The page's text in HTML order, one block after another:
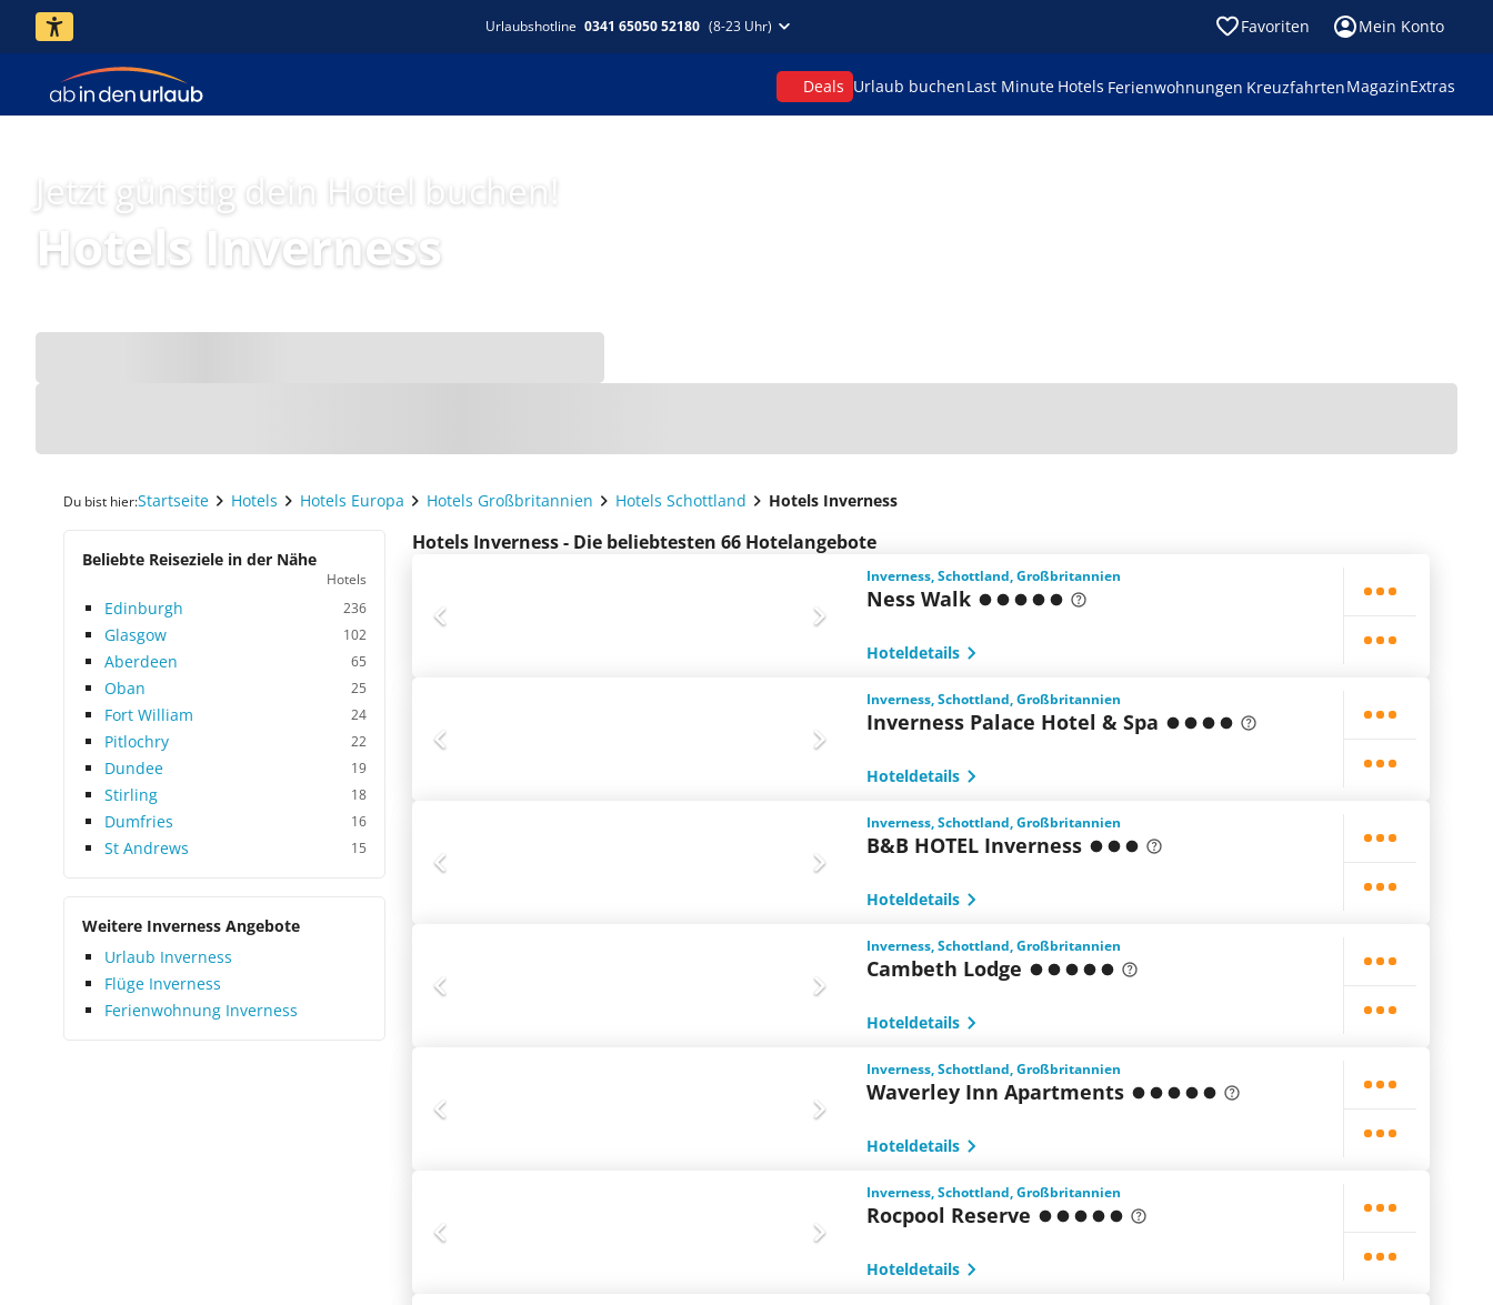
Urlaubshotline 0341 65050 52180 (8-23 Uhr) Favoriten Mein Konto
Deals Urlaub buchenLast Minute Hotels Ferienwohnungen KreuzfahrtenMagazinExtras
Jetzt günstig dein Hotel buchen!
Hotels Inverness
Du bist hier:Startseite Hotels Hotels Europa Hotels Großbritannien Hotels Schottland Hotels Inverness
Beliebte Reiseziele in der Nähe
Hotels
Edinburgh 236
Glasgow 102
Aberdeen 65
Oban 25
Fort William 24
Pitlochry 22
Dundee 19
Stirling 18
Dumfries 16
St Andrews 15
Weitere Inverness Angebote
Urlaub Inverness
Flüge Inverness
Ferienwohnung Inverness
Hotels Inverness - Die beliebtesten 66 Hotelangebote
Inverness, Schottland, Großbritannien
Ness Walk
Hoteldetails
Inverness, Schottland, Großbritannien
Inverness Palace Hotel & Spa
Hoteldetails
Inverness, Schottland, Großbritannien
B&B HOTEL Inverness
Hoteldetails
Inverness, Schottland, Großbritannien
Cambeth Lodge
Hoteldetails
Inverness, Schottland, Großbritannien
Waverley Inn Apartments
Hoteldetails
Inverness, Schottland, Großbritannien
Rocpool Reserve
Hoteldetails